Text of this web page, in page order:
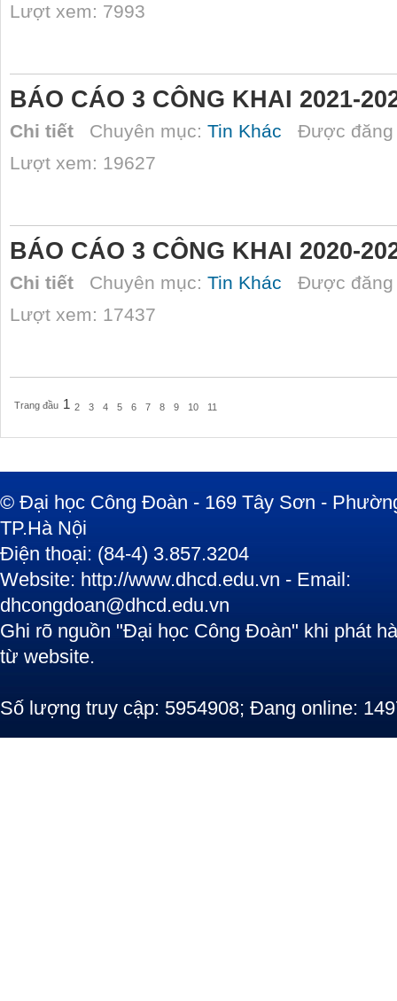
Lượt xem: 7993
BÁO CÁO 3 CÔNG KHAI 2021-
Chi tiết Chuyên mục: Tin Khác Được
Lượt xem: 19627
BÁO CÁO 3 CÔNG KHAI 2020-
Chi tiết Chuyên mục: Tin Khác Được
Lượt xem: 17437
Trang đầu 1 2 3 4 5 6 7 8 9 10 11
© Đại học Công Đoàn - 169 Tây Sơn -
TP.Hà Nội
Điện thoại: (84-4) 3.857.3204
Website: http://www.dhcd.edu.vn - Email:
dhcongdoan@dhcd.edu.vn
Ghi rõ nguồn "Đại học Công Đoàn" khi phát
từ website.
Số lượng truy cập: 5954908; Đang online: